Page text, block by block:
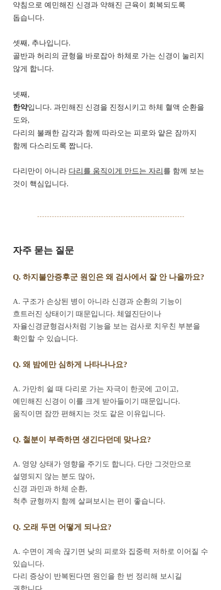
약침으로 예민해진 신경과 약해진 근육이 회복되도록
돕습니다.
셋째, 추나입니다.
골반과 허리의 균형을 바로잡아 하체로 가는 신경이 눌리지
않게 합니다.
넷째,
한약입니다. 과민해진 신경을 진정시키고 하체 혈액 순환을
도와,
다리의 불쾌한 감각과 함께 따라오는 피로와 얕은 잠까지
함께 다스리도록 짭니다.
다리만이 아니라 다리를 움직이게 만드는 자리 를 함께 보는
것이 핵심입니다.
자주 묻는 질문
Q. 하지불안증후군 원인은 왜 검사에서 잘 안 나올까요?
A. 구조가 손상된 병이 아니라 신경과 순환의 기능이
흐트러진 상태이기 때문입니다. 체열진단이나
자율신경균형검사처럼 기능을 보는 검사로 치우친 부분을
확인할 수 있습니다.
Q. 왜 밤에만 심하게 나타나나요?
A. 가만히 쉴 때 다리로 가는 자극이 한곳에 고이고,
예민해진 신경이 이를 크게 받아들이기 때문입니다.
움직이면 잠깐 편해지는 것도 같은 이유입니다.
Q. 철분이 부족하면 생긴다던데 맞나요?
A. 영양 상태가 영향을 주기도 합니다. 다만 그것만으로
설명되지 않는 분도 많아,
신경 과민과 하체 순환,
척추 균형까지 함께 살펴보시는 편이 좋습니다.
Q. 오래 두면 어떻게 되나요?
A. 수면이 계속 끊기면 낮의 피로와 집중력 저하로 이어질 수
있습니다.
다리 증상이 반복된다면 원인을 한 번 정리해 보시길